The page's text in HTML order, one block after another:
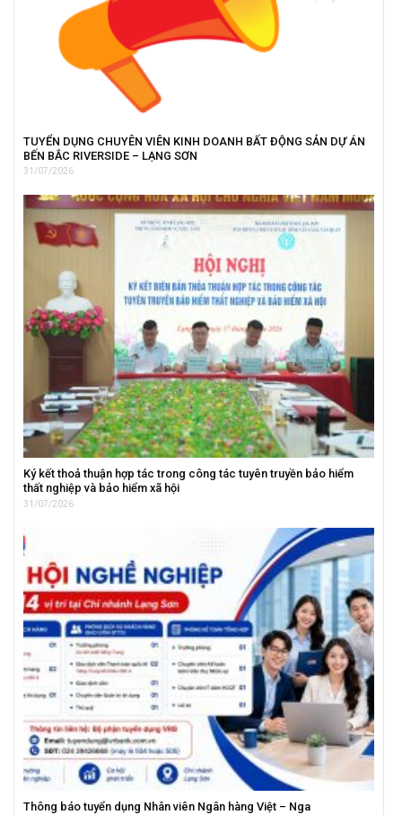
TUYỂN DỤNG CHUYÊN VIÊN KINH DOANH BẤT ĐỘNG SẢN DỰ ÁN
BẾN BẮC RIVERSIDE – LẠNG SƠN
31/07/2026
Ký kết thoả thuận hợp tác trong công tác tuyên truyền bảo hiểm
thất nghiệp và bảo hiểm xã hội
31/07/2026
Thông báo tuyển dụng Nhân viên Ngân hàng Việt – Nga